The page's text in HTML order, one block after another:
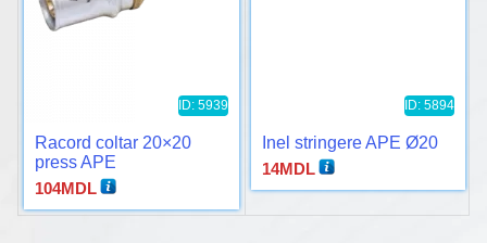
ID: 5939
Racord coltar 20×20
press APE
104MDL
ID: 5894
Inel stringere APE Ø20
14MDL